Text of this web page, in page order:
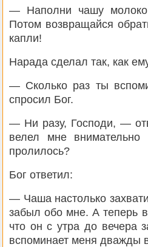
— Наполни чашу
Потом возвращайся
капли!
Нарада сделал так, как
— Сколько раз ты
спросил Бог.
— Ни разу, Господи, —
велел мне
пролилось?
Бог ответил:
— Чаша настолько
забыл обо мне. А теперь
что он с утра до вечера
вспоминает меня дважды